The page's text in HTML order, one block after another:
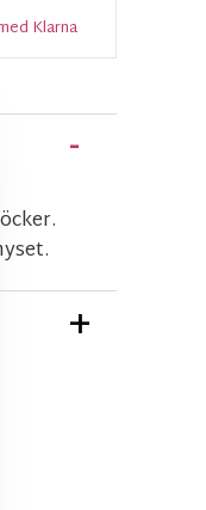
Klarna